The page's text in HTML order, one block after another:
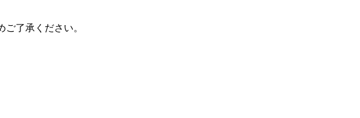
了承ください。